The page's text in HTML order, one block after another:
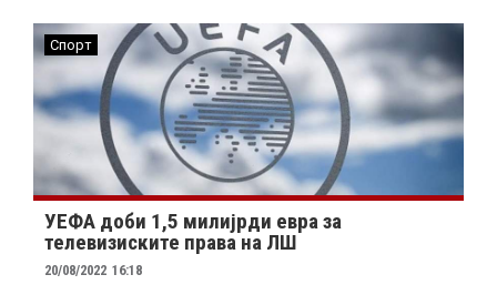
Спорт
УЕФА доби 1,5 милијрди евра за
телевизиските права на ЛШ
20/08/2022 16:18